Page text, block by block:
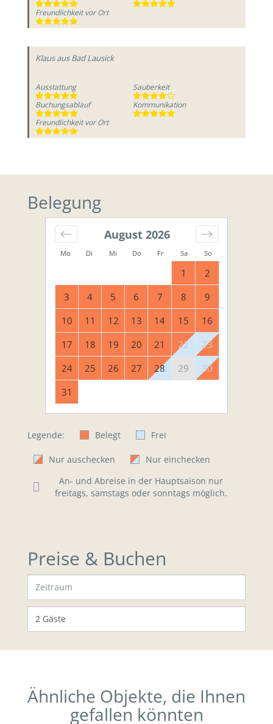
Freundlichkeit vor Ort
Klausaus Bad Lausick
Ausstattung
Sauberkeit
Buchungsablauf
Kommunikation
Freundlichkeit vor Ort
Belegung
Mo Di Mi Do Fr Sa So
August 2026
1
2
3
4 5 6 7 8
9
10
11 12 13 14 15
16
17
18 19 20 21 22
23
24
25 26 27 28 29
30
31
Legende: Belegt Frei
Nur auschecken
Nur einchecken
An- und Abreise in der Hauptsaison nur
freitags, samstags oder sonntags möglich.
Preise & Buchen
Ähnliche Objekte, die Ihnen
gefallen könnten